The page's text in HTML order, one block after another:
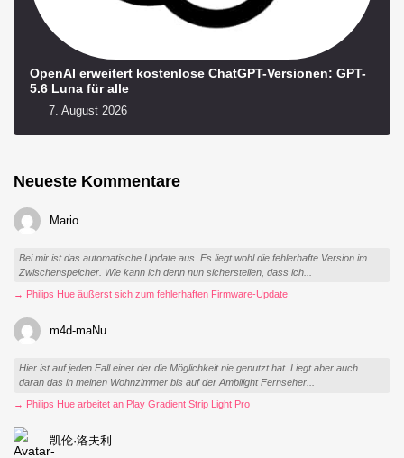
OpenAI erweitert kostenlose ChatGPT-Versionen: GPT-
5.6 Luna für alle
7. August 2026
Neueste Kommentare
Mario
Bei mir ist das automatische Update aus. Es liegt wohl die fehlerhafte Version im
Zwischenspeicher. Wie kann ich denn nun sicherstellen, dass ich...
→ Philips Hue äußerst sich zum fehlerhaften Firmware-Update
m4d-maNu
Hier ist auf jeden Fall einer der die Möglichkeit nie genutzt hat. Liegt aber auch
daran das in meinen Wohnzimmer bis auf der Ambilight Fernseher...
→ Philips Hue arbeitet an Play Gradient Strip Light Pro
凯伦·洛夫利